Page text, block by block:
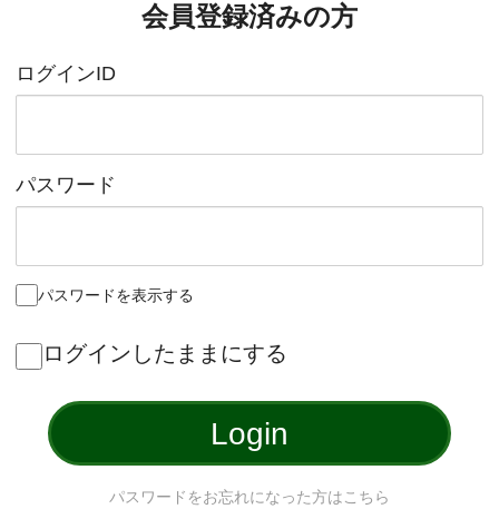
会員登録済みの方
ログインID
パスワード
パスワードを表示する
ログインしたままにする
パスワードをお忘れになった方はこちら